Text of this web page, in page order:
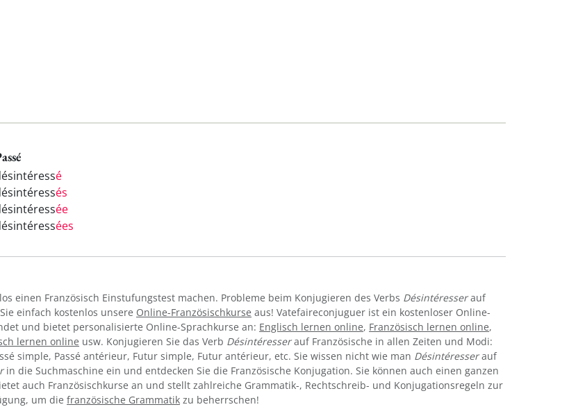
é
és
ée
ées
einen Französisch Einstufungstest machen. Probleme beim Konjugieren des Verbs Désintéresserauf
einfach kostenlos unsere Online-Französischkurse aus! Vatefaireconjuguer ist ein kostenloser Online-
und bietet personalisierte Online-Sprachkurse an: Englisch lernen online, Französisch lernen online,
lernen online usw. Konjugieren Sie das Verb Désintéresserauf Französische in allen Zeiten und Modi:
simple, Passé antérieur, Futur simple, Futur antérieur, etc. Sie wissen nicht wie man Désintéresserauf
in die Suchmaschine ein und entdecken Sie die Französische Konjugation. Sie können auch einen ganzen
auch Französischkurse an und stellt zahlreiche Grammatik-, Rechtschreib- und Konjugationsregeln zur
um die französische Grammatik zu beherrschen!